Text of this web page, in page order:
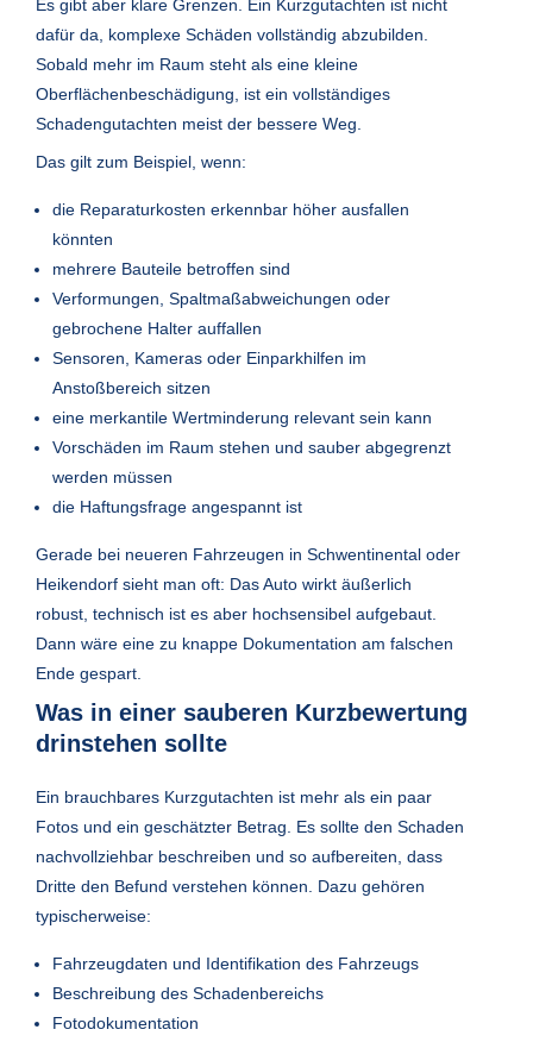
Es gibt aber klare Grenzen. Ein Kurzgutachten ist nicht
dafür da, komplexe Schäden vollständig abzubilden.
Sobald mehr im Raum steht als eine kleine
Oberflächenbeschädigung, ist ein vollständiges
Schadengutachten meist der bessere Weg.
Das gilt zum Beispiel, wenn:
die Reparaturkosten erkennbar höher ausfallen
könnten
mehrere Bauteile betroffen sind
Verformungen, Spaltmaßabweichungen oder
gebrochene Halter auffallen
Sensoren, Kameras oder Einparkhilfen im
Anstoßbereich sitzen
eine merkantile Wertminderung relevant sein kann
Vorschäden im Raum stehen und sauber abgegrenzt
werden müssen
die Haftungsfrage angespannt ist
Gerade bei neueren Fahrzeugen in Schwentinental oder
Heikendorf sieht man oft: Das Auto wirkt äußerlich
robust, technisch ist es aber hochsensibel aufgebaut.
Dann wäre eine zu knappe Dokumentation am falschen
Ende gespart.
Was in einer sauberen Kurzbewertung
drinstehen sollte
Ein brauchbares Kurzgutachten ist mehr als ein paar
Fotos und ein geschätzter Betrag. Es sollte den Schaden
nachvollziehbar beschreiben und so aufbereiten, dass
Dritte den Befund verstehen können. Dazu gehören
typischerweise:
Fahrzeugdaten und Identifikation des Fahrzeugs
Beschreibung des Schadenbereichs
Fotodokumentation